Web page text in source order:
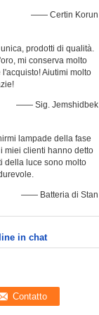
—— Certin Korun
prodotti di qualità.
mi conserva molto
l'acquisto! Aiutimi molto
—— Sig. Jemshidbek
lampade della fase
miei clienti hanno detto
della luce sono molto
—— Batteria di Stan
in chat